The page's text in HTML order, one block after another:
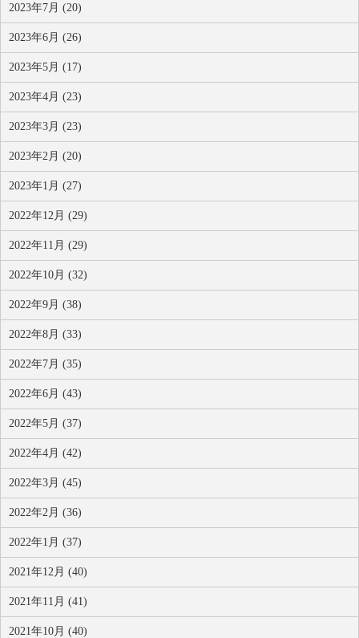
2023年7月 (20)
2023年6月 (26)
2023年5月 (17)
2023年4月 (23)
2023年3月 (23)
2023年2月 (20)
2023年1月 (27)
2022年12月 (29)
2022年11月 (29)
2022年10月 (32)
2022年9月 (38)
2022年8月 (33)
2022年7月 (35)
2022年6月 (43)
2022年5月 (37)
2022年4月 (42)
2022年3月 (45)
2022年2月 (36)
2022年1月 (37)
2021年12月 (40)
2021年11月 (41)
2021年10月 (40)